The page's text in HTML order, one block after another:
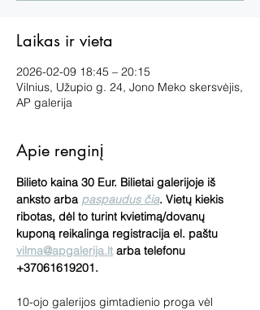
Laikas ir vieta
2026-02-09 18:45 – 20:15
Vilnius, Užupio g. 24, Jono Meko skersvėjis,
AP galerija
Apie renginį
Bilieto kaina 30 Eur. Bilietai galerijoje iš
anksto arba paspaudus čia. Vietų kiekis
ribotas, dėl to turint kvietimą/dovanų
kuponą reikalinga registracija el. paštu
vilma@apgalerija.lt arba telefonu
+37061619201.
10-ojo galerijos gimtadienio proga vėl